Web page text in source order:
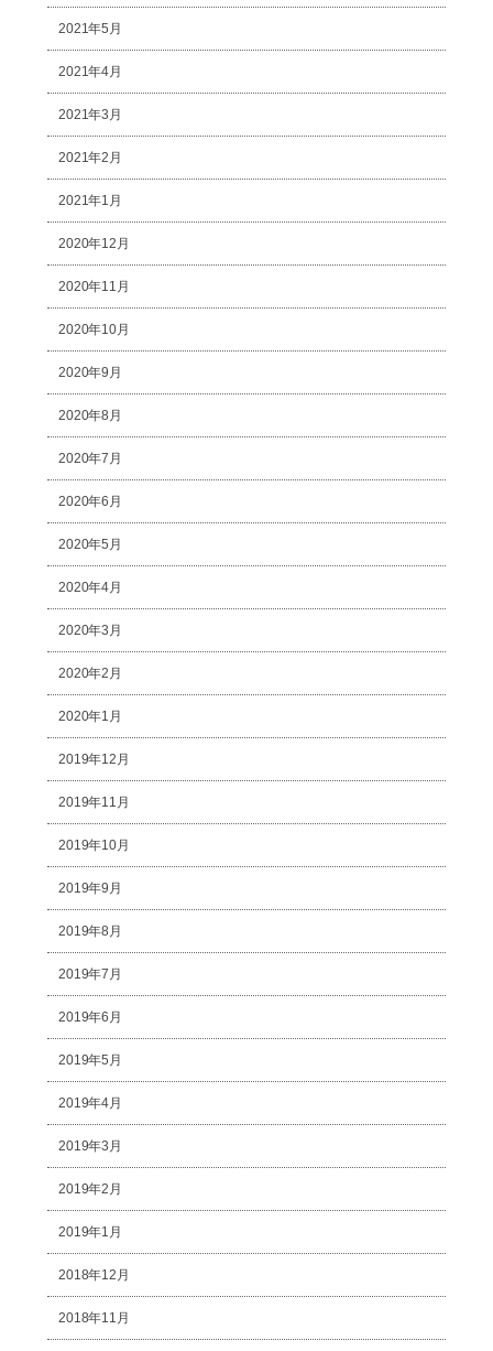
2021年5月
2021年4月
2021年3月
2021年2月
2021年1月
2020年12月
2020年11月
2020年10月
2020年9月
2020年8月
2020年7月
2020年6月
2020年5月
2020年4月
2020年3月
2020年2月
2020年1月
2019年12月
2019年11月
2019年10月
2019年9月
2019年8月
2019年7月
2019年6月
2019年5月
2019年4月
2019年3月
2019年2月
2019年1月
2018年12月
2018年11月